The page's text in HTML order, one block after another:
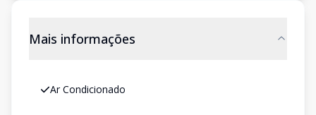
Mais informações
Ar Condicionado